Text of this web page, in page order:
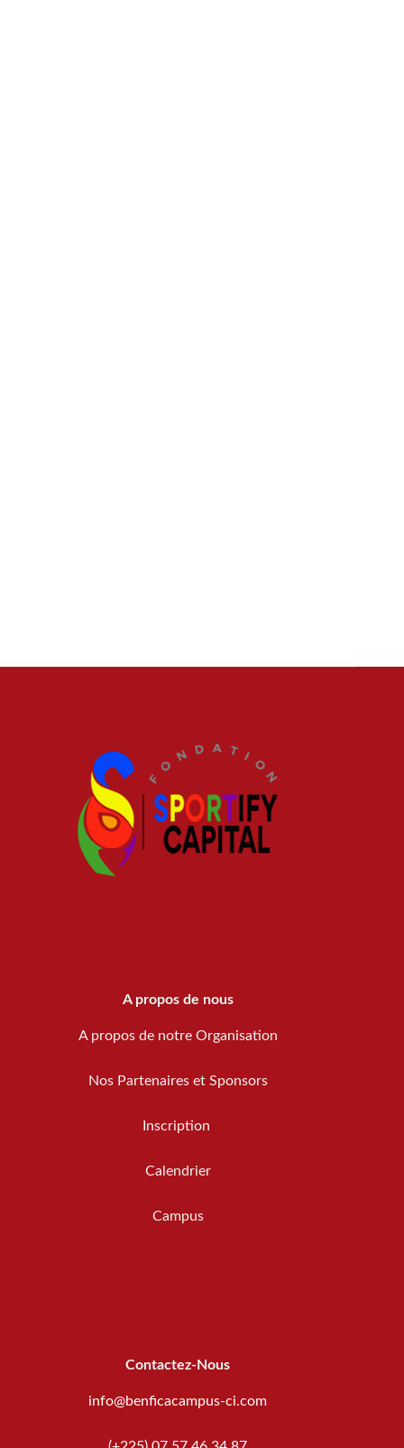
A propos de nous
A propos de notre Organisation
Nos Partenaires et Sponsors
Inscription
Calendrier
Campus
Contactez-Nous
info@benficacampus-ci.com